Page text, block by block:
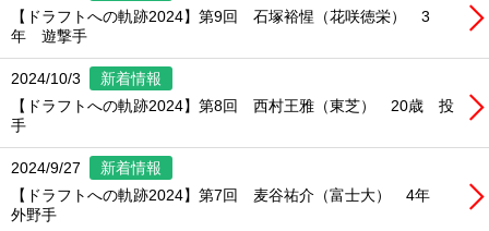
【ドラフトへの軌跡2024】第9回 石塚裕惺（花咲徳栄） 3
年 遊撃手
2024/10/3
新着情報
【ドラフトへの軌跡2024】第8回 西村王雅（東芝） 20歳 投
手
2024/9/27
新着情報
【ドラフトへの軌跡2024】第7回 麦谷祐介（富士大） 4年
外野手